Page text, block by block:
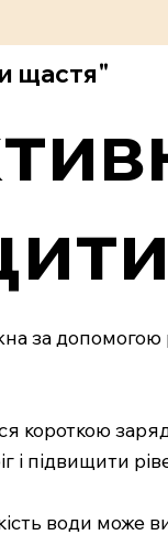
щастя"
за допомогою
короткою
підвищити
води